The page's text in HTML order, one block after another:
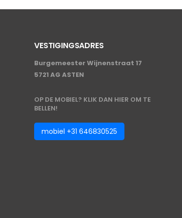
VESTIGINGSADRES
Burgemeester Wijnenstraat 17
5721 AG ASTEN
OP DE MOBIEL? KLIK DAN HIER OM TE
BELLEN!
mobiel +31 646830525